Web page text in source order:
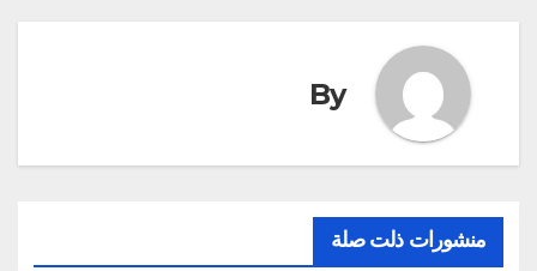
By
منشورات ذلت صلة